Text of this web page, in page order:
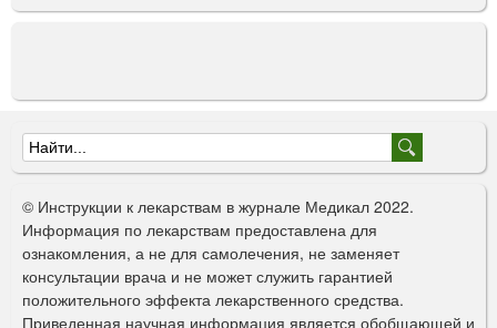
Ф
о
р
м
а
© Инструкции к лекарствам в журнале Медикал 2022.
Информация по лекарствам предоставлена для
ознакомления, а не для самолечения, не заменяет
консультации врача и не может служить гарантией
положительного эффекта лекарственного средства.
Приведенная научная информация является обобщающей и